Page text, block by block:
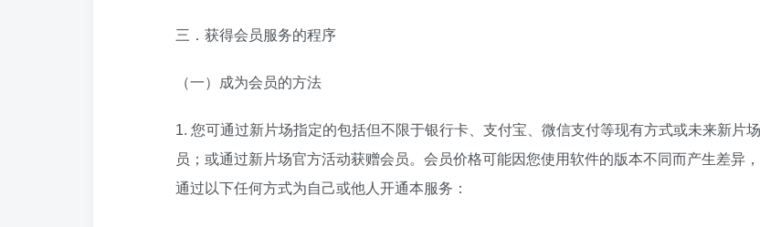
三．获得会员服务的程序
（一）成为会员的方法
1. 您可通过新片场指定的包括但不限于银行卡、支付宝、微信支付等现有方式或未来新片
员；或通过新片场官方活动获赠会员。会员价格可能因您使用软件的版本不同而产生差异
通过以下任何方式为自己或他人开通本服务：